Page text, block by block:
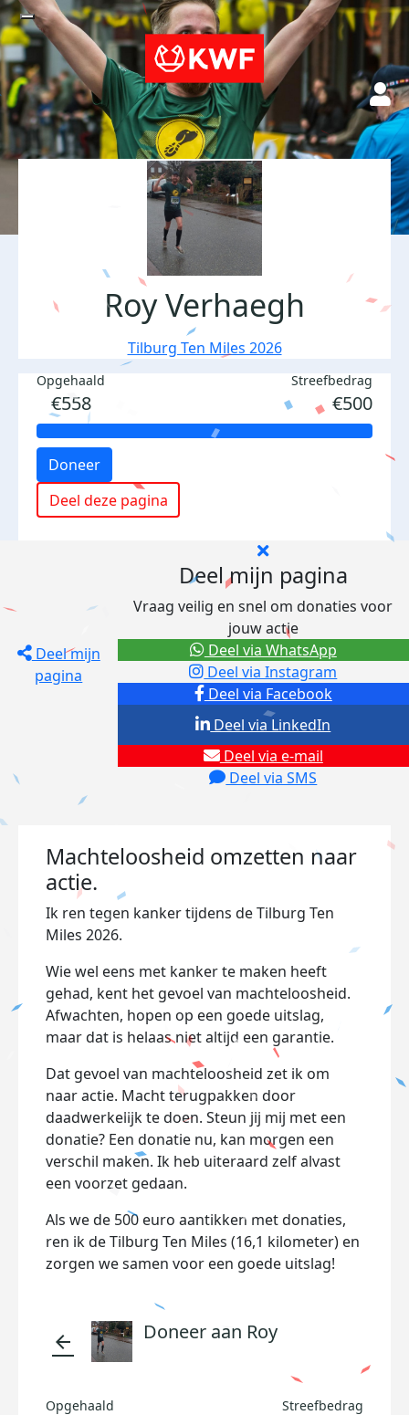
Roy Verhaegh
Tilburg Ten Miles 2026
Opgehaald
€558
Streefbedrag
€500
Doneer
Deel deze pagina
Deel mijn
pagina
Deel mijn pagina
Vraag veilig en snel om donaties voor
jouw actie
Deel via Facebook
Deel via Instagram
Deel via e-mail
Deel via SMS
Deel via LinkedIn
Deel via WhatsApp
Machteloosheid omzetten naar
actie.
Ik ren tegen kanker tijdens de Tilburg Ten
Miles 2026.
Wie wel eens met kanker te maken heeft
gehad, kent het gevoel van machteloosheid.
Afwachten, hopen op een goede uitslag,
maar dat is helaas niet altijd een garantie.
Dat gevoel van machteloosheid zet ik om
naar actie. Macht terugpakken door
daadwerkelijk te doen. Steun jij mij met een
donatie? Een donatie nu, kan morgen een
verschil maken. Ik heb uiteraard zelf alvast
een voorzet gedaan.
Als we de 500 euro aantikken met donaties,
ren ik de Tilburg Ten Miles (16,1 kilometer) en
zorgen we samen voor een goede uitslag!
arrow_back Doneer aan Roy
Opgehaald Streefbedrag